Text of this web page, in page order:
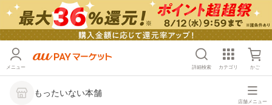
メニュー 詳細検索 カテゴリ かご
もったいない本舗
店舗メニュー